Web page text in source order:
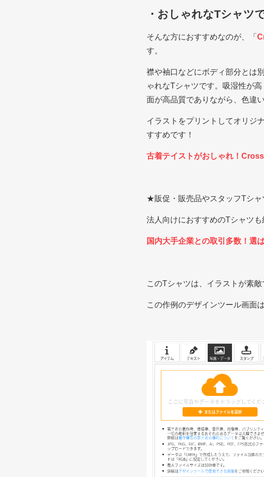
・おしゃれなTシャツ
そんな方におすすめなのが、「
す。
襟や袖口などにボディ部分とは
ゃれなTシャツです。吸湿性が
面が高品質でありながら、色違
イラストをプリントしてオリジ
すすめです！
古着テイストがおしゃれ！
★販促・販売品やスタッフTシ
法人向けにおすすめのTシャツも
国内大手企業との取引多数！選
このTシャツは、イラストが素敵
この作例のデザインツール画面